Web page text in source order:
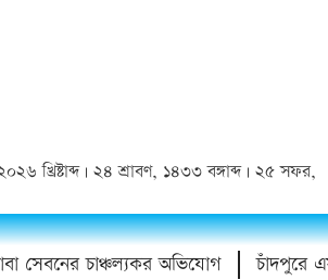
খ্রিষ্টাব্দ | ২৪ শ্রাবণ, ১৪৩৩ বঙ্গাব্দ | ২৫ সফর,
সেবনের চাঞ্চল্যকর অভিযোগ চাঁদপুরে